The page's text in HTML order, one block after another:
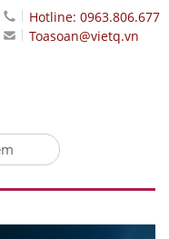
Hotline: 0963.806.677
Toasoan@vietq.vn